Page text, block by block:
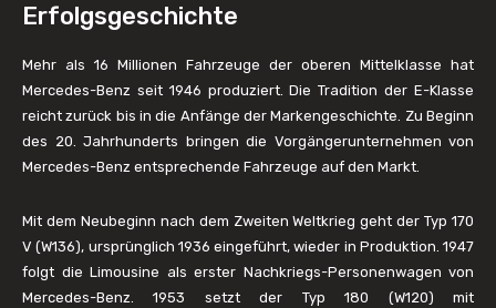
Erfolgsgeschichte
Mehr als 16 Millionen Fahrzeuge der oberen Mittelklasse hat
Mercedes-Benz seit 1946 produziert. Die Tradition der E-Klasse
reicht zurück bis in die Anfänge der Markengeschichte. Zu Beginn
des 20. Jahrhunderts bringen die Vorgängerunternehmen von
Mercedes-Benz entsprechende Fahrzeuge auf den Markt.
Mit dem Neubeginn nach dem Zweiten Weltkrieg geht der Typ 170
V (W136), ursprünglich 1936 eingeführt, wieder in Produktion. 1947
folgt die Limousine als erster Nachkriegs-Personenwagen von
Mercedes-Benz. 1953 setzt der Typ 180 (W120) mit